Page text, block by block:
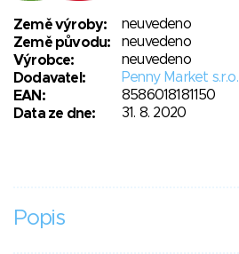
Země výroby:
neuvedeno
Země původu:
neuvedeno
Výrobce:
neuvedeno
Dodavatel:
Penny Market s.r.o.
EAN:
8586018181150
Data ze dne:
31. 8. 2020
Popis